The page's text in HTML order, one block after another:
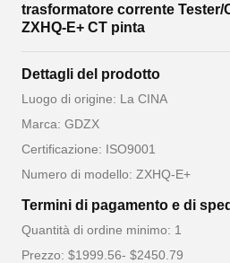
trasformatore corrente Tester/
ZXHQ-E+ CT pinta
Dettagli del prodotto
Luogo di origine: La CINA
Marca: GDZX
Certificazione: ISO9001
Numero di modello: ZXHQ-E+
Termini di pagamento e di
Quantità di ordine minimo: 1
Prezzo: $1999.56- $2450.79